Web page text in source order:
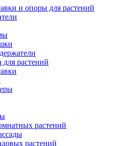
и опоры для растений
растений
растений
растений